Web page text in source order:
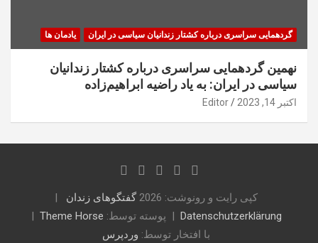
گردهمایی سراسری درباره کشتار زندانیان سیاسی در ایران یادمان ها
نهمین گردهمایی سراسری درباره کشتار زندانیان
سیاسی در ایران: به یاد راضیه ابراهیم‌زاده
اکتبر 14, 2023 Editor
کپی رایت و رونوشت: 2026
گفتگوهای زندان
Datenschutzerklärung
پوسته توسط: Theme Horse
با افتخار توسط: وردپرس